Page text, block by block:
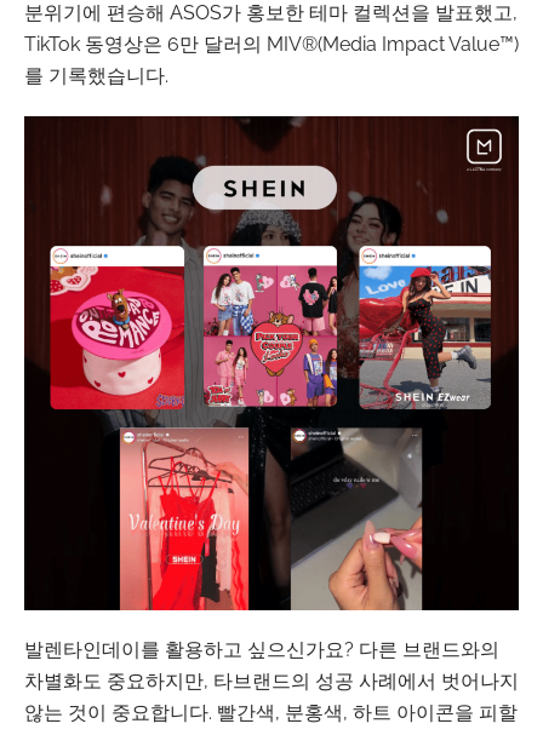
분위기에 편승해 ASOS가 홍보한 테마 컬렉션을 발표했고,
TikTok 동영상은 6만 달러의 MIV®(Media Impact Value™)
를 기록했습니다.
발렌타인데이를 활용하고 싶으신가요? 다른 브랜드와의
차별화도 중요하지만, 타브랜드의 성공 사례에서 벗어나지
않는 것이 중요합니다. 빨간색, 분홍색, 하트 아이콘을 피할